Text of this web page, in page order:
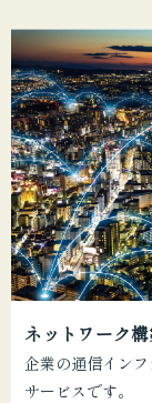
ネットワーク
企業の通信イン
サービスです。